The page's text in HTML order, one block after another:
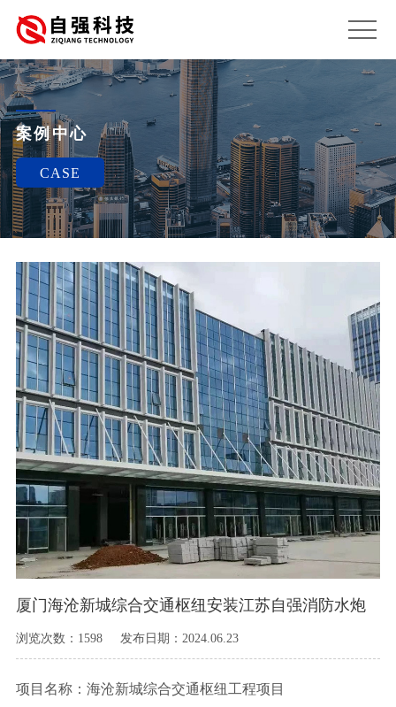
案例中心
CASE
厦门海沧新城综合交通枢纽安装江苏自强消防水炮
浏览次数：1598 发布日期：2024.06.23
项目名称：海沧新城综合交通枢纽工程项目